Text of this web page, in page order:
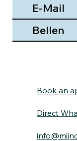
Book an
Direct
E-Mail
Bellen